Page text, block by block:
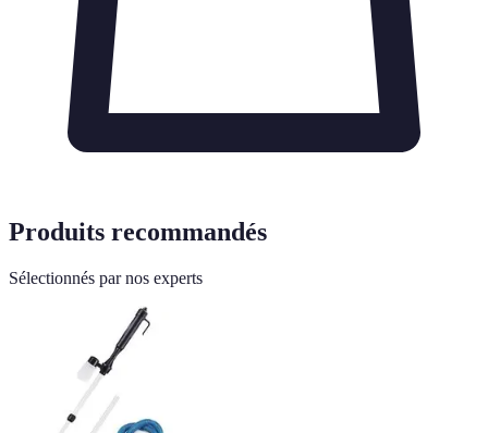
Produits recommandés
Sélectionnés par nos experts